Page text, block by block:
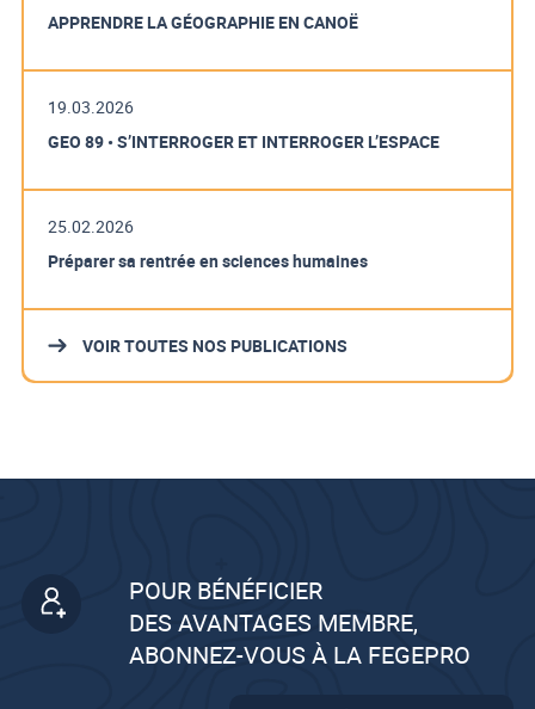
APPRENDRE LA GÉOGRAPHIE EN CANOË
19.03.2026
GEO 89 • S’INTERROGER ET INTERROGER L’ESPACE
25.02.2026
Préparer sa rentrée en sciences humaines
VOIR TOUTES NOS PUBLICATIONS
POUR BÉNÉFICIER
DES AVANTAGES MEMBRE,
ABONNEZ-VOUS À LA FEGEPRO